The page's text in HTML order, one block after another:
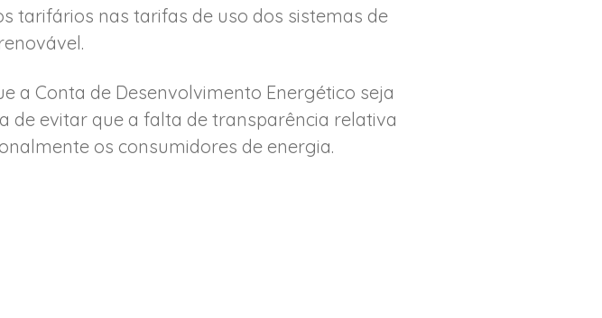
tarifários nas tarifas de uso dos sistemas de
a Conta de Desenvolvimento Energético seja
de evitar que a falta de transparência relativa
os consumidores de energia.